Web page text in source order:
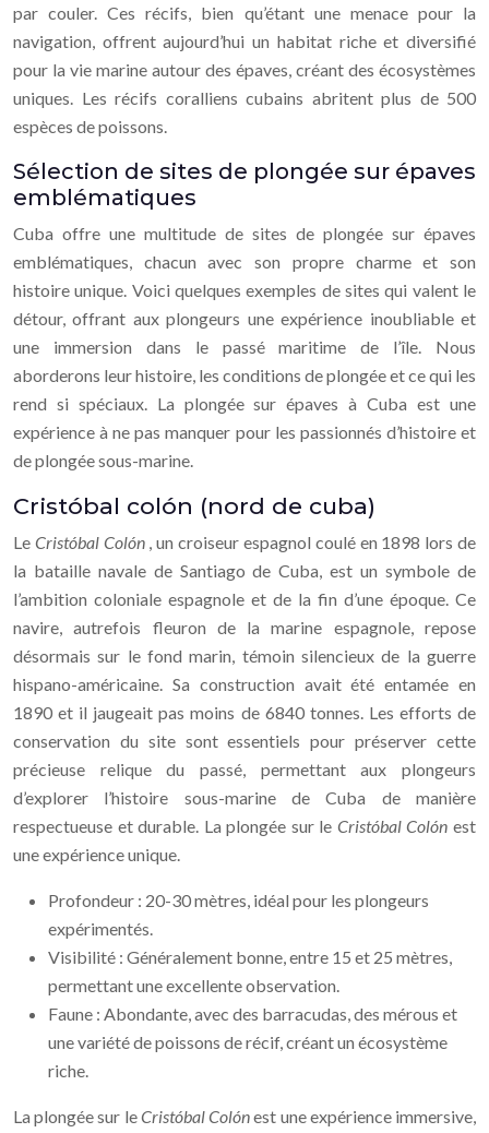
par couler. Ces récifs, bien qu’étant une menace pour la
navigation, offrent aujourd’hui un habitat riche et diversifié
pour la vie marine autour des épaves, créant des écosystèmes
uniques. Les récifs coralliens cubains abritent plus de 500
espèces de poissons.
Sélection de sites de plongée sur épaves
emblématiques
Cuba offre une multitude de sites de plongée sur épaves
emblématiques, chacun avec son propre charme et son
histoire unique. Voici quelques exemples de sites qui valent le
détour, offrant aux plongeurs une expérience inoubliable et
une immersion dans le passé maritime de l’île. Nous
aborderons leur histoire, les conditions de plongée et ce qui les
rend si spéciaux. La plongée sur épaves à Cuba est une
expérience à ne pas manquer pour les passionnés d’histoire et
de plongée sous-marine.
Cristóbal colón (nord de cuba)
Le Cristóbal Colón , un croiseur espagnol coulé en 1898 lors de
la bataille navale de Santiago de Cuba, est un symbole de
l’ambition coloniale espagnole et de la fin d’une époque. Ce
navire, autrefois fleuron de la marine espagnole, repose
désormais sur le fond marin, témoin silencieux de la guerre
hispano-américaine. Sa construction avait été entamée en
1890 et il jaugeait pas moins de 6840 tonnes. Les efforts de
conservation du site sont essentiels pour préserver cette
précieuse relique du passé, permettant aux plongeurs
d’explorer l’histoire sous-marine de Cuba de manière
respectueuse et durable. La plongée sur le Cristóbal Colónest
une expérience unique.
Profondeur : 20-30 mètres, idéal pour les plongeurs
expérimentés.
Visibilité : Généralement bonne, entre 15 et 25 mètres,
permettant une excellente observation.
Faune : Abondante, avec des barracudas, des mérous et
une variété de poissons de récif, créant un écosystème
riche.
La plongée sur leCristóbal Colónest une expérience immersive,